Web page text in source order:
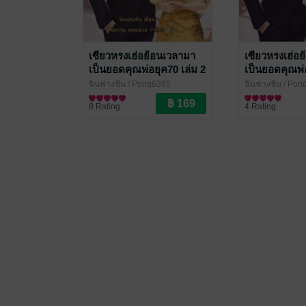
เซียวหรงเฮ่อย้อนเวลามา
เป็นยอดคุณพ่อยุค70 เล่ม 2
ฉินฟางซิน / Pong6395
นิยายรักจีนโบราณ
8 Rating
เซียวหรงเฮ่อ
เป็นยอดคุณพ่
พิเศษ)
ฉินฟางซิน /
นิยายรักจีนโบรา
4 Rating